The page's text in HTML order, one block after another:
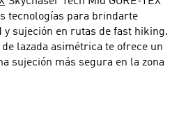
tecnologías para brindarte
y sujeción en rutas de fast hiking.
lazada asimétrica te ofrece un
sujeción más segura en la zona